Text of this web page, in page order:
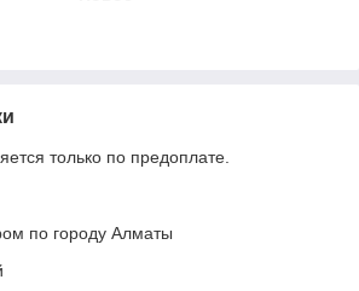
только по предоплате.
по городу Алматы